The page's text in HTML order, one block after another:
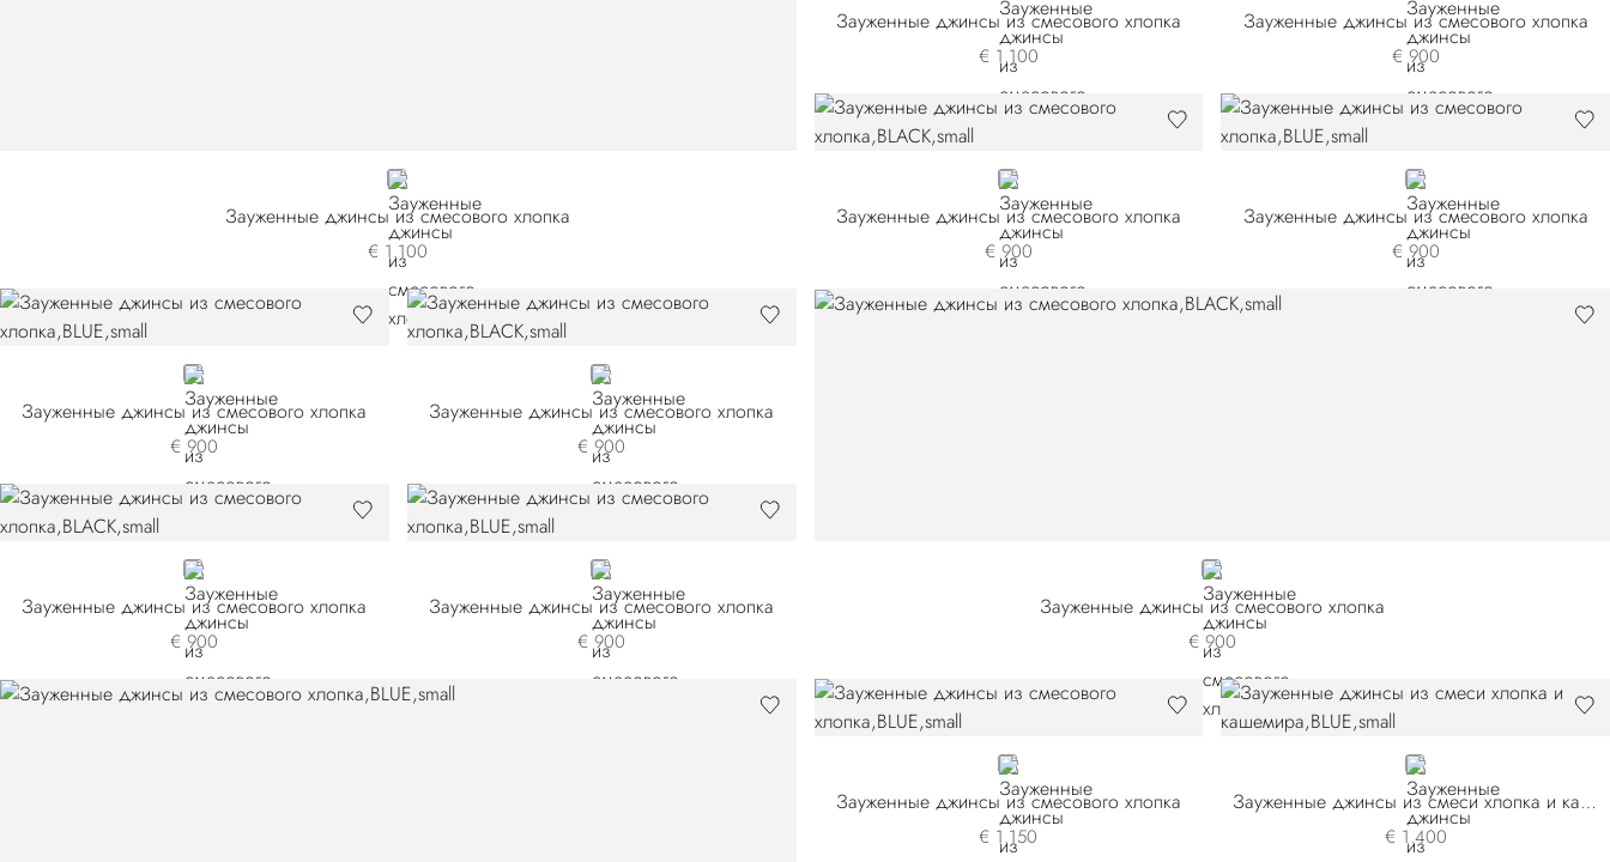
BLACK
Зауженные джинсы из смесового хлопка
€ 1.100
Зауженные джинсы из смесового хлопка
€ 1.100
Зауженные джинсы из смесового хлопка
€ 900
BLACK
Зауженные джинсы из смесового хлопка
€ 900
BLUE
Зауженные джинсы из смесового хлопка
€ 900
BLUE
Зауженные джинсы из смесового хлопка
€ 900
BLACK
Зауженные джинсы из смесового хлопка
€ 900
BLACK
Зауженные джинсы из смесового хлопка
€ 900
BLACK
Зауженные джинсы из смесового хлопка
€ 900
BLUE
Зауженные джинсы из смесового хлопка
€ 900
BLUE
Зауженные джинсы из смесового хлопка
€ 1.150
BLUE
Зауженные джинсы из смеси хлопка и кашемира
€ 1.400